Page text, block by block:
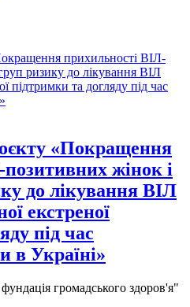
«Покращення
жінок і
до лікування ВІЛ
екстреної
під час
в Україні»
громадського здоров'я"